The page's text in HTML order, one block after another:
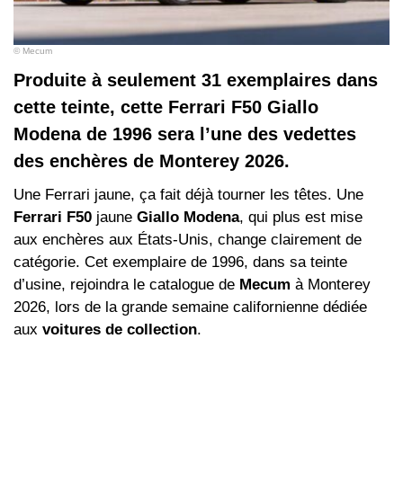
© Mecum
Produite à seulement 31 exemplaires dans
cette teinte, cette Ferrari F50 Giallo
Modena de 1996 sera l’une des vedettes
des enchères de Monterey 2026.
Une Ferrari jaune, ça fait déjà tourner les têtes. Une
Ferrari F50 jaune Giallo Modena, qui plus est mise
aux enchères aux États-Unis, change clairement de
catégorie. Cet exemplaire de 1996, dans sa teinte
d’usine, rejoindra le catalogue de Mecum à Monterey
2026, lors de la grande semaine californienne dédiée
aux voitures de collection.